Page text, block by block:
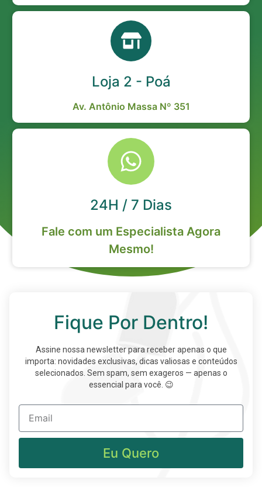
Loja 2 - Poá
Av. Antônio Massa Nº 351
24H / 7 Dias
Fale com um Especialista Agora
Mesmo!
Fique Por Dentro!
Assine nossa newsletter para receber apenas o que
importa: novidades exclusivas, dicas valiosas e conteúdos
selecionados. Sem spam, sem exageros — apenas o
essencial para você. 😉
Eu Quero